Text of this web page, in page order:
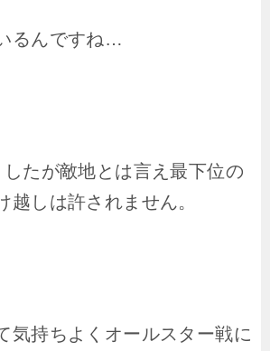
るんですね…
たが敵地とは言え最下位の
越しは許されません。
気持ちよくオールスター戦に